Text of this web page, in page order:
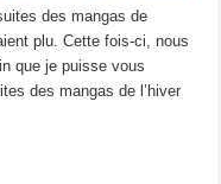
des mangas de
plu. Cette fois-ci, nous
que je puisse vous
des mangas de l’hiver